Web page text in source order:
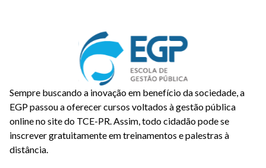
Sempre buscando a inovação em benefício da sociedade, a
EGP passou a oferecer cursos voltados à gestão pública
online no site do TCE-PR. Assim, todo cidadão pode se
inscrever gratuitamente em treinamentos e palestras à
distância.